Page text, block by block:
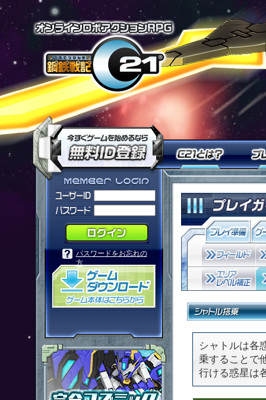
オンライン
Ｃ２１
今すぐ「鋼鉄戦記Ｃ２１」
「鋼鉄戦記Ｃ２１」メンバーロ
パスワードをお忘れの
方
「鋼鉄戦記Ｃ２１」ゲームダウン
シャトルは各
乗することで
行ける惑星は